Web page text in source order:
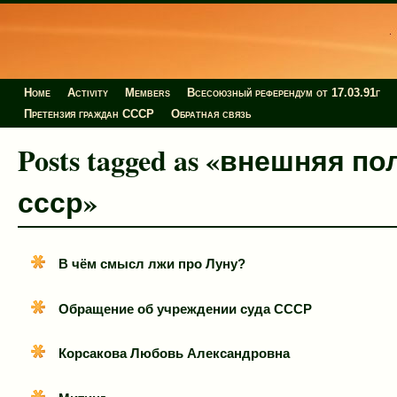
Home Activity Members Всесоюзный референдум от 17.03.91г
Претензия граждан СССР
Обратная связь
Posts tagged as «внешняя
ссср»
В чём смысл лжи про Луну?
Обращение об учреждении суда СССР
Корсакова Любовь Александровна